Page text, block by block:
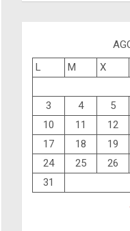
L
M X
3
4 5
10
11 12
17
18 19
24
25 26
31